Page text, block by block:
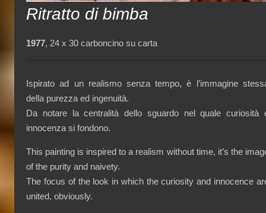
Ritratto di bimba
1977, 24 x 30 carboncino su carta
Ispirato ad un realismo senza tempo, è l’immagine
della purezza ed ingenuità.
Da notare la centralità dello sguardo nel quale curiosità
innocenza si fondono.
This painting is inspired to a realism without time, it’s the
of the purity and naivety.
The focus of the look in which the curiosity and innocence
united, obviously.